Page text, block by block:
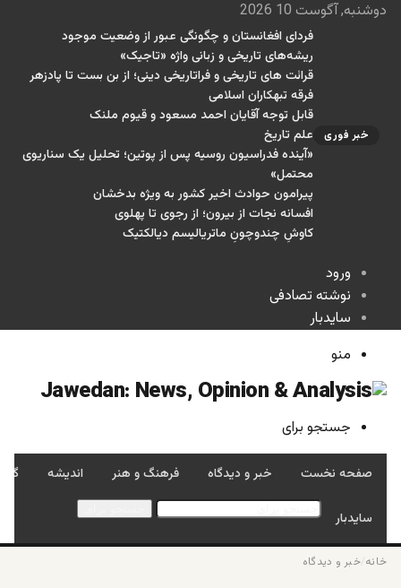
دوشنبه, آگوست 10 2026
خبر فوری
فردای افغانستان و چگونگی عبور از وضعیت موجود
ریشه‌های تاریخی و زبانی واژه «تاجیک»
قرائت های تاریخی و فراتاریخی دینی؛ از بن بست تا پادزهر
فرقه تبهکاران اسلامی
قابل توجه آقایان احمد مسعود و قیوم ملنک
علم تاریخ
«آینده فدراسیون روسیه پس از پوتین؛ تحلیل یک سناریوی
محتمل»
پیرامون حوادث اخیر کشور به ویژه بدخشان
افسانه نجات از بیرون؛ از رجوی تا پهلوی
کاوشِ چندو‌چونِ ماتریالیسم دیالکتیک
ورود
نوشته تصادفی
سایدبار
منو
جستجو برای
صفحه نخست خبر و دیدگاه فرهنگ و هنر اندیشه
سایدبار
خانه /خبر و دیدگاه